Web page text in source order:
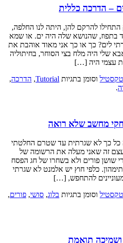
– הדרכה כללית
להרקם להן, היתה לנו החלפה,
בתפוז, שהנושא שלה היה ים. או שמא
לים? כך או כך אני מאוד אוהבת את
שלי היה מלח בצי הסוחר, בחיתוליה
עצמי היה […]
וסומן בתגיותTutorial
,הדרכה,
.
מחשב שלא רואה
כל כך לא שגרתית עד שטרם החלטתי
זה שאני מעלה את הרשומה של
שושן פורים ולא בשחרו של חג הפסח
כלפי חוץ יש אלמנט לא שגרתי
להתחפש, […]
וסומן בתגיותבלוג,סושי,פורים,
תואמת